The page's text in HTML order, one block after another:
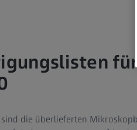
sind die überlieferten